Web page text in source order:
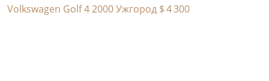
Volkswagen Golf 4 2000 Ужгород $ 4 300